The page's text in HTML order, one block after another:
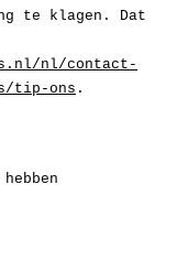
te klagen. Dat
nl/contact-
tip-ons .